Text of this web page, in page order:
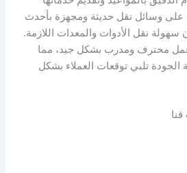
على وسائل نقل حديثة ومجهزة بأحدث
سهولة نقل الأدوات والمعدات اللازمة.
محترف ومدرب بشكل جيد، مما
تلبي توقعات العملاء بشكل